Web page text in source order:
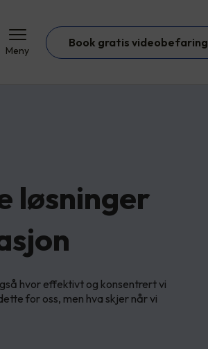
Meny
Book gratis videobefaring
løsninger
hvor effektivt og konsentrert vi
for oss, men hva skjer når vi